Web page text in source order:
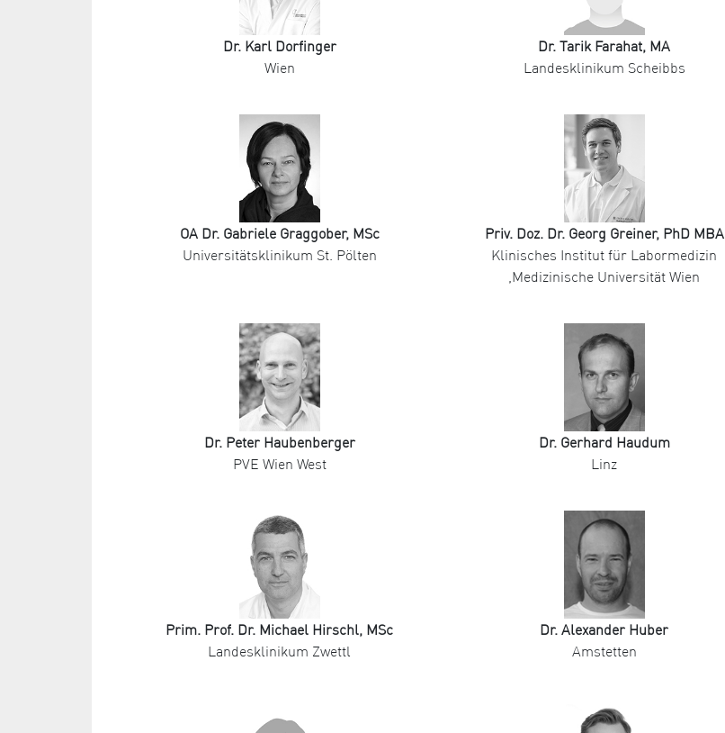
Dr. Karl Dorfinger
Wien
Dr. Tarik Farahat, MA
Landesklinikum Scheibbs
OA Dr. Gabriele Graggober, MSc
Universitätsklinikum St. Pölten
Priv. Doz. Dr. Georg Greiner, PhD MBA
Klinisches Institut für Labormedizin
,Medizinische Universität Wien
Dr. Peter Haubenberger
PVE Wien West
Dr. Gerhard Haudum
Linz
Prim. Prof. Dr. Michael Hirschl, MSc
Landesklinikum Zwettl
Dr. Alexander Huber
Amstetten